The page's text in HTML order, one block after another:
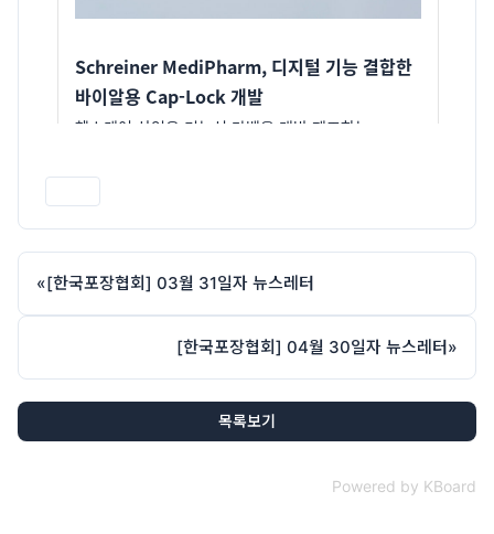
«[한국포장협회] 03월 31일자 뉴스레터
[한국포장협회] 04월 30일자 뉴스레터»
목록보기
Powered by KBoard